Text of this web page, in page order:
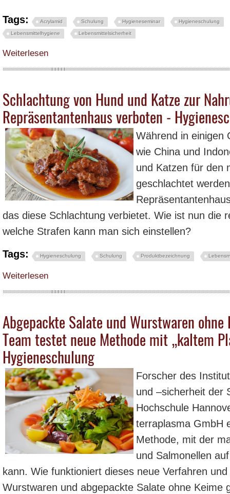
Tags: Acrylamid Schulung Hygieneseminar Hygieneschulung
Lebensmittelhygiene Lebensmittelsicherheit
Weiterlesen
Schlachtung von Hund und Katze zur
Repräsentantenhaus verboten -
Während in einigen
wie China und
und Katzen für den
geschlachtet
das diese Schlachtung verbietet. Wie ist nun die
welche Strafen kann man sich einstellen?
Tags:
Hygieneschulung Schulung Produktbezeichnung
Weiterlesen
Abgepackte Salate und Wurstwaren
Team testet neue Methode mit „kaltem
Hygieneschulung
Forscher des
und –sicherheit der
Hochschule
terraplasma GmbH
Methode, mit der
und Salmonellen
kann. Wie funktioniert dieses neue Verfahren
Wurstwaren und abgepackte Salate ohne Keime